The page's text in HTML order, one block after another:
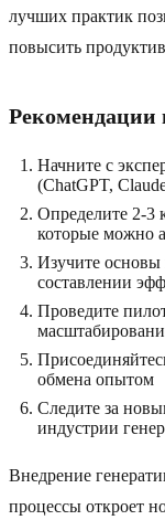
лучших практик
повысить
Рекомендации
Начните с
(ChatGPT,
Определите 2-3
которые можно
Изучите
составлении
Проведите
обмена опытом
Следите за
индустрии
Внедрение
процессы откроет